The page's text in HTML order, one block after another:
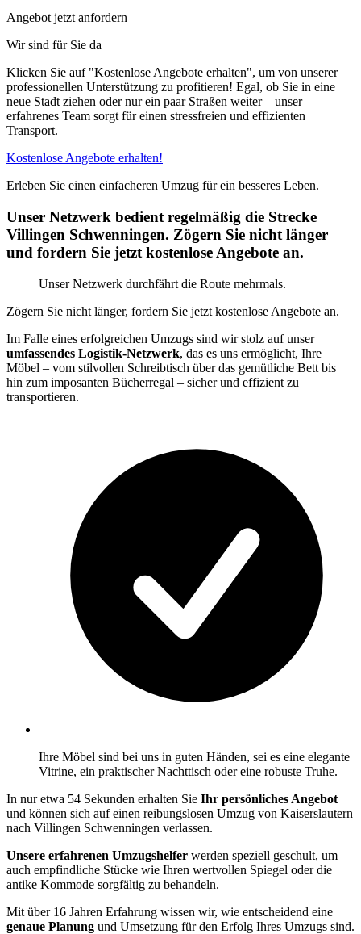
Angebot jetzt anfordern
Wir sind für Sie da
Klicken Sie auf "Kostenlose Angebote erhalten", um von unserer
professionellen Unterstützung zu profitieren! Egal, ob Sie in eine
neue Stadt ziehen oder nur ein paar Straßen weiter – unser
erfahrenes Team sorgt für einen stressfreien und effizienten
Transport.
Kostenlose Angebote erhalten!
Erleben Sie einen einfacheren Umzug für ein besseres Leben.
Unser Netzwerk bedient regelmäßig die Strecke
Villingen Schwenningen. Zögern Sie nicht länger
und fordern Sie jetzt kostenlose Angebote an.
Unser Netzwerk durchfährt die Route mehrmals.
Zögern Sie nicht länger, fordern Sie jetzt kostenlose Angebote an.
Im Falle eines erfolgreichen Umzugs sind wir stolz auf unser
umfassendes Logistik-Netzwerk, das es uns ermöglicht, Ihre
Möbel – vom stilvollen Schreibtisch über das gemütliche Bett bis
hin zum imposanten Bücherregal – sicher und effizient zu
transportieren.
Ihre Möbel sind bei uns in guten Händen, sei es eine elegante
Vitrine, ein praktischer Nachttisch oder eine robuste Truhe.
In nur etwa 54 Sekunden erhalten Sie Ihr persönliches Angebot
und können sich auf einen reibungslosen Umzug von Kaiserslautern
nach Villingen Schwenningen verlassen.
Unsere erfahrenen Umzugshelfer werden speziell geschult, um
auch empfindliche Stücke wie Ihren wertvollen Spiegel oder die
antike Kommode sorgfältig zu behandeln.
Mit über 16 Jahren Erfahrung wissen wir, wie entscheidend eine
genaue Planung und Umsetzung für den Erfolg Ihres Umzugs sind.